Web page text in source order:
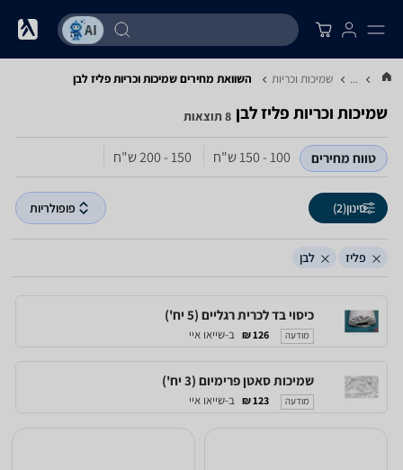
... שמיכות וכריות השוואת מחירים שמיכות וכריות ‏פליז ‏לבן
שמיכות וכריות ‏פליז ‏לבן 8 תוצאות
טווח מחירים 100 - 150‏ ש"ח 150 - 200‏ ש"ח
סינון(2) פופולריות
פליז לבן
כיסוי בד לכרית רגליים (5 יח')
מודעה 126 ₪ ב-שייאו איי
שמיכות סאטן פרימיום (3 יח')
מודעה 123 ₪ ב-שייאו איי